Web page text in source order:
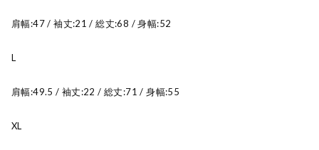
肩幅:47 / 袖丈:21 / 総丈:68 / 身幅:52
L
肩幅:49.5 / 袖丈:22 / 総丈:71 / 身幅:55
XL